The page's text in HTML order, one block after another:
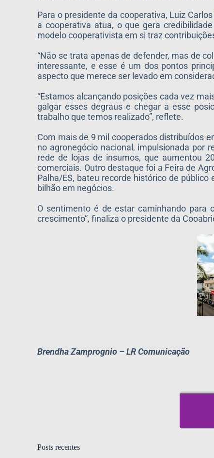
Para o presidente da cooperativa, Luiz
a cooperativa atua, o que gera
modelo cooperativista em si traz
“Não se trata apenas de defender, mas de
interessante, e esse é um dos pontos
aspecto que merece ser levado em
“Estamos alcançando posições cada vez
galgar esses degraus e chegar a esse
trabalho que temos realizado”, reflete.
Com mais de 9 mil cooperados distribuídos
no agronegócio nacional, impulsionada por
rede de lojas de insumos, que aumentou
comerciais. Outro destaque foi a Feira de
Palha/ES, bateu recorde histórico de
bilhão em negócios.
O sentimento é de estar caminhando
crescimento”, finaliza o presidente da
Brendha Zamprognio – LR Comunicação
Posts recentes